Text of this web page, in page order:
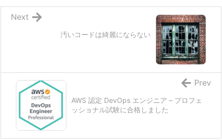
汚いコードは綺麗にならない
Next
AWS 認定 DevOps エンジニア – プロフェ
ッショナル試験に合格しました
Prev